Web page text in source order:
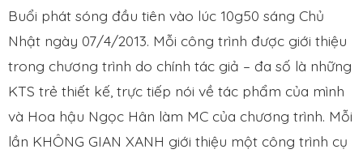
Buổi phát sóng đầu tiên vào lúc 10g50 sáng Chủ
Nhật ngày 07/4/2013. Mỗi công trình được giới thiệu
trong chương trình do chính tác giả – đa số là những
KTS trẻ thiết kế, trực tiếp nói về tác phẩm của mình
và Hoa hậu Ngọc Hân làm MC của chương trình. Mỗi
lần KHÔNG GIAN XANH giới thiệu một công trình cụ